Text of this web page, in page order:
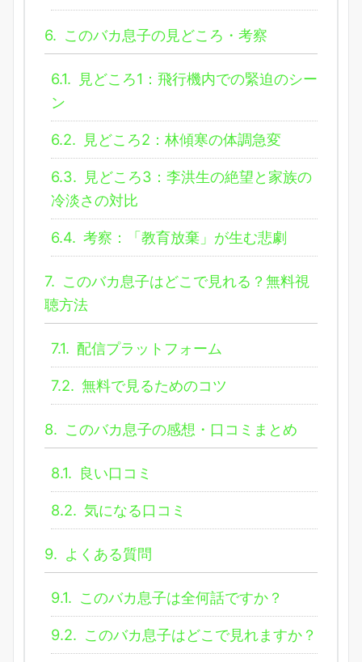
6. このバカ息子の見どころ・考察
6.1. 見どころ1：飛行機内での緊迫のシー
ン
6.2. 見どころ2：林傾寒の体調急変
6.3. 見どころ3：李洪生の絶望と家族の
冷淡さの対比
6.4. 考察：「教育放棄」が生む悲劇
7. このバカ息子はどこで見れる？無料視
聴方法
7.1. 配信プラットフォーム
7.2. 無料で見るためのコツ
8. このバカ息子の感想・口コミまとめ
8.1. 良い口コミ
8.2. 気になる口コミ
9. よくある質問
9.1. このバカ息子は全何話ですか？
9.2. このバカ息子はどこで見れますか？